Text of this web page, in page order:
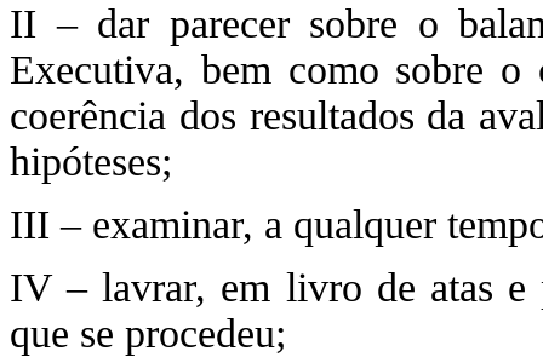
II – dar parecer sobre o
Executiva, bem como sobre
coerência dos resultados da
hipóteses;
III – examinar, a qualquer
IV – lavrar, em livro de atas e
que se procedeu;